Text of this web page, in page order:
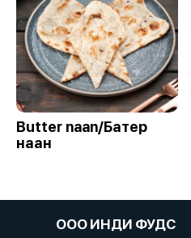
Butter naan/Батер
наан
ООО ИНДИ ФУДС